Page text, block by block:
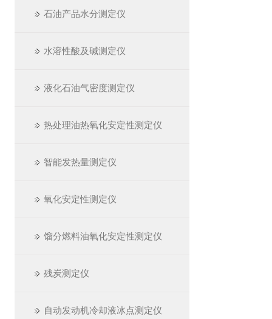
石油产品水分测定仪
水溶性酸及碱测定仪
液化石油气密度测定仪
热处理油热氧化安定性测定仪
智能发热量测定仪
氧化安定性测定仪
馏分燃料油氧化安定性测定仪
残炭测定仪
自动发动机冷却液冰点测定仪